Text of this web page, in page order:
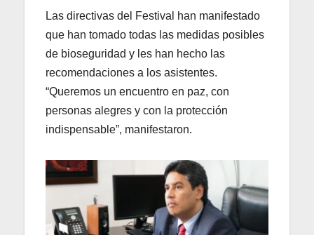
Las directivas del Festival han manifestado
que han tomado todas las medidas posibles
de bioseguridad y les han hecho las
recomendaciones a los asistentes.
“Queremos un encuentro en paz, con
personas alegres y con la protección
indispensable”, manifestaron.